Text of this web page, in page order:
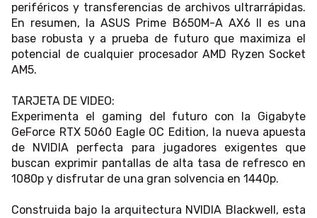
periféricos y transferencias de archivos ultrarrápidas.
En resumen, la ASUS Prime B650M-A AX6 II es una
base robusta y a prueba de futuro que maximiza el
potencial de cualquier procesador AMD Ryzen Socket
AM5.
TARJETA DE VIDEO:
Experimenta el gaming del futuro con la Gigabyte
GeForce RTX 5060 Eagle OC Edition, la nueva apuesta
de NVIDIA perfecta para jugadores exigentes que
buscan exprimir pantallas de alta tasa de refresco en
1080p y disfrutar de una gran solvencia en 1440p.
Construida bajo la arquitectura NVIDIA Blackwell, esta